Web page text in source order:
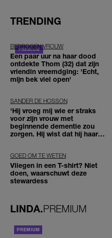
TRENDING
BEDROGEN VROUW
Een paar uur na haar dood
ontdekte Thom (32) dat zijn
vriendin vreemdging: 'Echt,
mijn bek viel open'
SANDER DE HOSSON
'Hij vroeg mij wie er straks
voor zijn vrouw met
beginnende dementie zou
zorgen. Hij wist dat hij haar
GOED OM TE WETEN
Vliegen in een T-shirt? Niet
doen, waarschuwt deze
stewardess
LINDA.PREMIUM